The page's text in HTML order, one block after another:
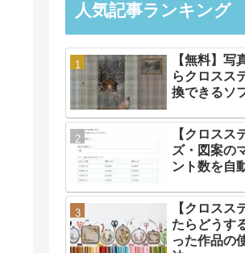
人気記事ランキング
【無料】写
らクロスス
換できるソ
【クロスス
ズ・図案の
ント数を自
【クロスス
たらどうす
った作品の